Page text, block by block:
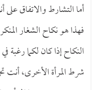
أما التشارط والاتفاق
فهذا هو نكاح الشغار
النكاح إذا كان لكما رغبة
شرط المرأة الأخرى، أنت